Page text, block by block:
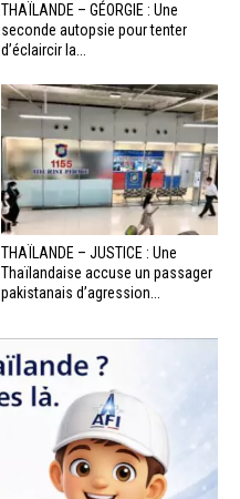
THAÏLANDE – GÉORGIE : Une
seconde autopsie pour tenter
d’éclaircir la...
THAÏLANDE – JUSTICE : Une
Thaïlandaise accuse un passager
pakistanais d’agression...